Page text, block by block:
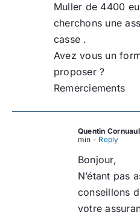
Muller de 4400
cherchons une
casse .
Avez vous un
proposer ?
Remerciements
Quentin
min - Reply
Bonjour,
N’étant pas
conseillons
votre